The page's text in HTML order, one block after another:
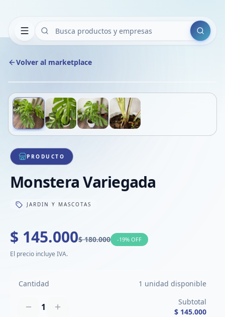
Buscar
Volver al marketplace
1/4
PRODUCTO
Monstera Variegada
JARDIN Y MASCOTAS
$ 145.000$ 180.000 -19% OFF
El precio incluye IVA.
Cantidad 1 unidad disponible
1
Subtotal
$ 145.000